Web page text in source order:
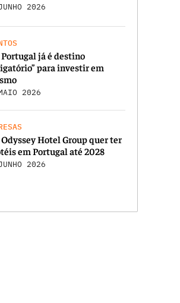
2026
Portugal já é destino
para investir em
2026
Odyssey Hotel Group quer ter
em Portugal até 2028
2026